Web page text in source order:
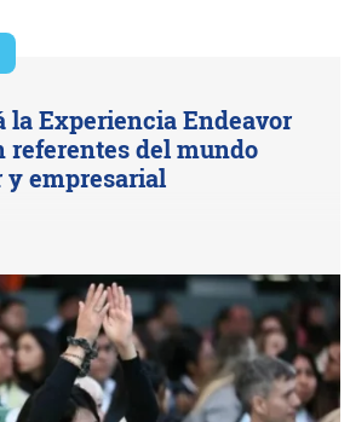
Experiencia Endeavor
referentes del mundo
y empresarial